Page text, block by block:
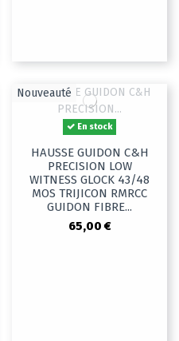
Nouveauté
En stock
HAUSSE GUIDON C&H
PRECISION LOW
WITNESS GLOCK 43/48
MOS TRIJICON RMRCC
GUIDON FIBRE...
65,00 €